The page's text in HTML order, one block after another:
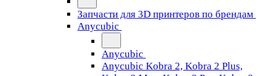
Запчасти для 3D принтеров по брендам
Anycubic
Anycubic
Anycubic Kobra 2, Kobra 2 Plus,